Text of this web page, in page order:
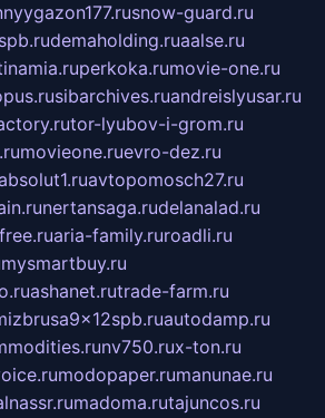
snow-guard.ru
demaholding.ruaalse.ru
perkoka.rumovie-one.ru
sibarchives.ruandreislyusar.ru
tor-lyubov-i-grom.ru
movieone.ruevro-dez.ru
avtopomosch27.ru
nertansaga.rudelanalad.ru
aria-family.ruroadli.ru
mysmartbuy.ru
ashanet.rutrade-farm.ru
autodamp.ru
nv750.rux-ton.ru
modopaper.rumanunae.ru
madoma.rutajuncos.ru